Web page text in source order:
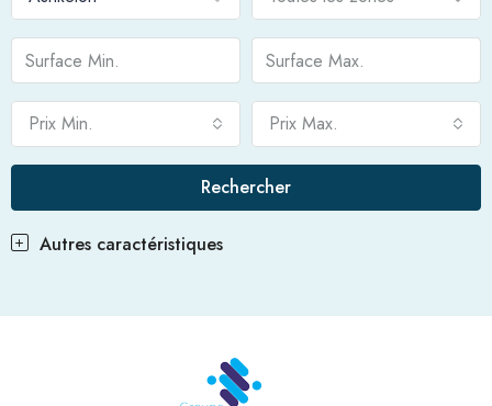
Prix Min. Prix Max.
Rechercher
Autres caractéristiques